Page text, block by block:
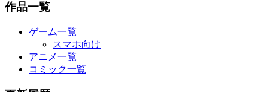
作品一覧
ゲーム一覧
スマホ向け
アニメ一覧
コミック一覧